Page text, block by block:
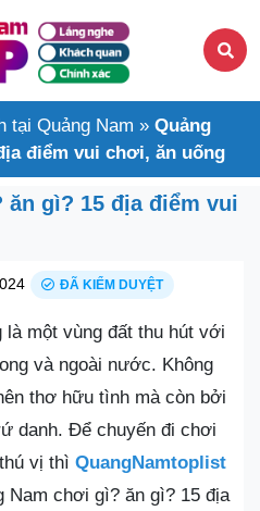
tại Quảng Nam » Quảng
điểm vui chơi, ăn uống
gì? 15 địa điểm vui
ĐÃ KIỂM DUYỆT
một vùng đất thu hút với
và ngoài nước. Không
thơ hữu tình mà còn bởi
danh. Để chuyến đi chơi
vị thì QuangNamtoplist
Nam chơi gì? ăn gì? 15 địa